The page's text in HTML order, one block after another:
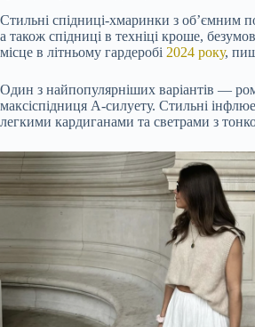
Стильні спідниці-хмаринки з об’ємним
а також спідниці в техніці кроше,
місце в літньому гардеробі 2024 року,
Один з найпопулярніших варіантів —
максіспідниця А-силуету. Стильні
легкими кардиганами та светрами з